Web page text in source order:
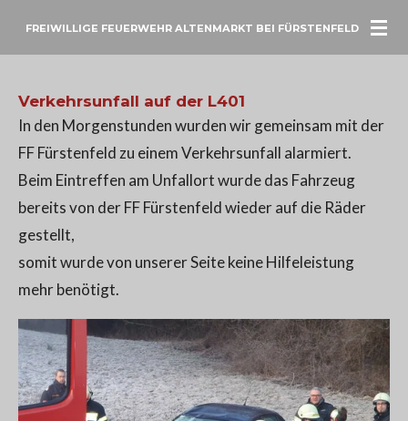
ZumFREIWILLIGE FEUERWEHR ALTENMARKT BEI FÜRSTENFELD
Verkehrsunfall auf der L401
In den Morgenstunden wurden wir gemeinsam mit der
FF Fürstenfeld zu einem Verkehrsunfall alarmiert.
Beim Eintreffen am Unfallort wurde das Fahrzeug
bereits von der FF Fürstenfeld wieder auf die Räder
gestellt,
somit wurde von unserer Seite keine Hilfeleistung
mehr benötigt.